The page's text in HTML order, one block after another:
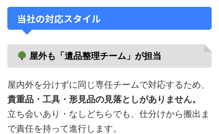
当社の対応スタイル
屋外も「遺品整理チーム」が担当
屋内外を分けずに同じ専任チームで対応するため、
貴重品・工具・形見品の見落としがありません。
立ち会いあり・なしどちらでも、仕分けから搬出ま
で責任を持って進行します。